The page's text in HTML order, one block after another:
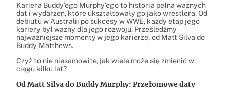
Kariera Buddy’ego Murphy’ego to historia pełna ważnych
dat i wydarzeń, które ukształtowały go jako wrestlera. Od
debiutu w Australii po sukcesy w WWE, każdy etap jego
kariery był ważny dla jego rozwoju. Prześledźmy
najważniejsze momenty w jego karierze, od Matt Silva do
Buddy Matthews.
Czyż to nie niesamowite, jak wiele może się zmienić w
ciągu kilku lat?
Od Matt Silva do Buddy Murphy: Przełomowe daty